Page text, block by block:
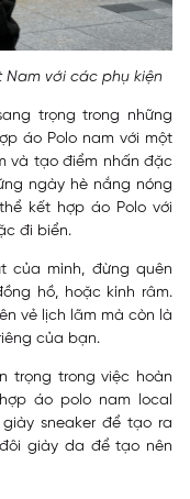
Nam với các phụ kiện
trọng trong những
áo Polo nam với một
và tạo điểm nhấn đặc
ngày hè nắng nóng
kết hợp áo Polo với
đi biển.
của mình, đừng quên
hồ, hoặc kính râm.
vẻ lịch lãm mà còn là
của bạn.
trọng trong việc hoàn
áo polo nam local
sneaker để tạo ra
giày da để tạo nên